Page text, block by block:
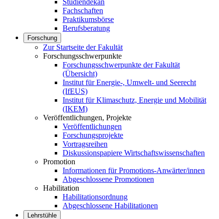
Studiendekan
Fachschaften
Praktikumsbörse
Berufsberatung
Forschung
Zur Startseite der Fakultät
Forschungsschwerpunkte
Forschungsschwerpunkte der Fakultät
(Übersicht)
Institut für Energie-, Umwelt- und Seerecht
(IfEUS)
Institut für Klimaschutz, Energie und Mobilität
(IKEM)
Veröffentlichungen, Projekte
Veröffentlichungen
Forschungsprojekte
Vortragsreihen
Diskussionspapiere Wirtschaftswissenschaften
Promotion
Informationen für Promotions-Anwärter/innen
Abgeschlossene Promotionen
Habilitation
Habilitationsordnung
Abgeschlossene Habilitationen
Lehrstühle